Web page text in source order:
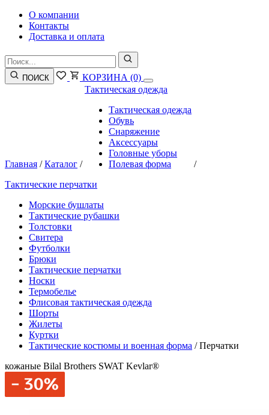
О компании
Контакты
Доставка и оплата
ПОИСК КОРЗИНА (0)
Главная /Каталог /
Тактическая одежда
Тактическая одежда
Обувь
Снаряжение
Аксессуары
Головные уборы
Полевая форма
/
Тактические перчатки
Морские бушлаты
Тактические рубашки
Толстовки
Свитера
Футболки
Брюки
Тактические перчатки
Носки
Термобелье
Флисовая тактическая одежда
Шорты
Жилеты
Куртки
Тактические костюмы и военная форма /Перчатки
кожаные Bilal Brothers SWAT Kevlar®